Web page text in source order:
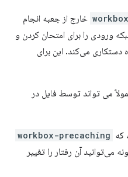
خارج از جعبه انجام
ورودی را برای امتحان کردن و
دستکاری می‌کند. این برای
می تواند توسط فایل در
که workbox-precaching
آن رفتار را تغییر